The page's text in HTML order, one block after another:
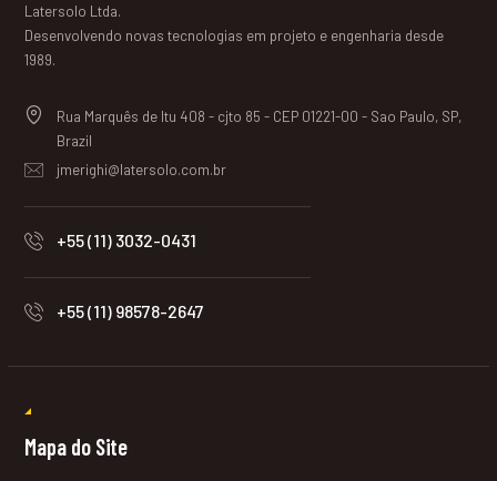
Latersolo Ltda.
Desenvolvendo novas tecnologias em projeto e engenharia desde
1989.
Rua Marquês de Itu 408 - cjto 85 - CEP 01221-00 - Sao Paulo, SP,
Brazil
jmerighi@latersolo.com.br
+55 (11) 3032-0431
+55 (11) 98578-2647
Mapa do Site